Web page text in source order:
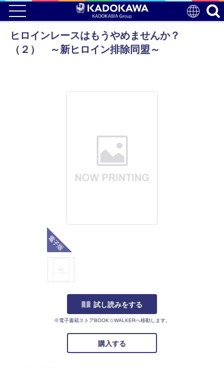
ヒロインレースはもうやめませんか？
（２） ～新ヒロイン排除同盟～
試し読みをする
※電子書籍ストアBOOK☆WALKERへ移動します。
購入する